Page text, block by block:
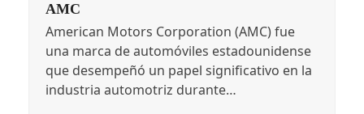
AMC
American Motors Corporation (AMC) fue
una marca de automóviles estadounidense
que desempeñó un papel significativo en la
industria automotriz durante…